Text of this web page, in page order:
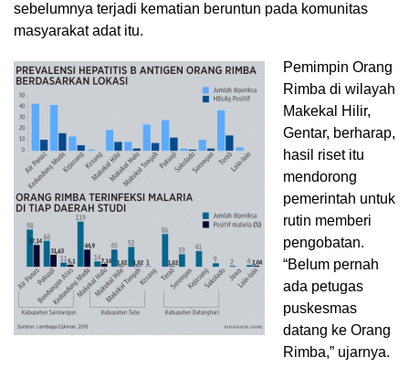
sebelumnya terjadi kematian beruntun pada komunitas
masyarakat adat itu.
Pemimpin Orang
Rimba di wilayah
Makekal Hilir,
Gentar, berharap,
hasil riset itu
mendorong
pemerintah untuk
rutin memberi
pengobatan.
“Belum pernah
ada petugas
puskesmas
datang ke Orang
Rimba,” ujarnya.